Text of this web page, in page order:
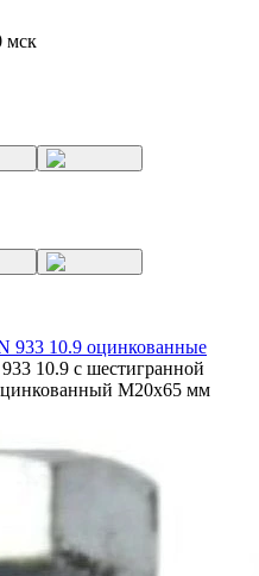
мск
933 10.9 оцинкованные
10.9 с шестигранной
M20x65 мм